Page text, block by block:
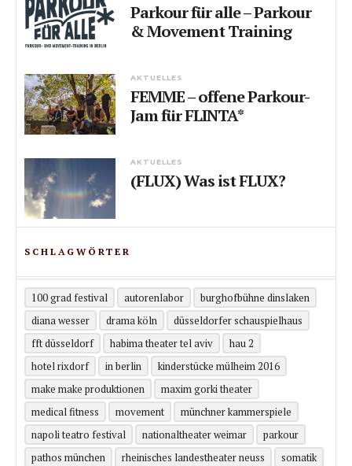
Parkour für alle – Parkour
& Movement Training
AKTUELLES
FEMME – offene Parkour-
Jam für FLINTA*
AKTUELLES
(FLUX) Was ist FLUX?
SCHLAGWÖRTER
100 grad festival autorenlabor
burghofbühne dinslaken
diana wesser
drama köln
düsseldorfer schauspielhaus
fft düsseldorf
habima theater tel aviv
hau 2
hotel rixdorf
in berlin
kinderstücke mülheim 2016
make make produktionen
maxim gorki theater
medical fitness
movement
münchner kammerspiele
napoli teatro festival
nationaltheater weimar
parkour
pathos münchen
rheinisches landestheater neuss
somatik